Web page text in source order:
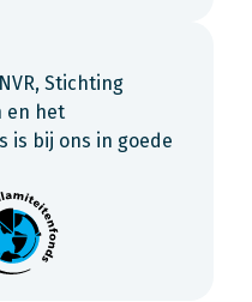
Stichting
en het
is bij ons in goede